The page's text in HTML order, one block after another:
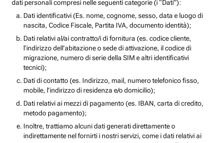
dati personali compresi nelle seguenti categorie (i “Dati”):
Dati identificativi (Es. nome, cognome, sesso, data e luogo di
nascita, Codice Fiscale, Partita IVA, documento identità);
Dati relativi al/ai contratto/i di fornitura (es. codice cliente,
l’indirizzo dell’abitazione o sede di attivazione, il codice di
migrazione, numero di serie della SIM e altri identificativi
tecnici);
Dati di contatto (es. Indirizzo, mail, numero telefonico fisso,
mobile, l’indirizzo di residenza e/o domicilio);
Dati relativi ai mezzi di pagamento (es. IBAN, carta di credito,
metodo pagamento);
Inoltre, trattiamo alcuni dati generati direttamente o
indirettamente nel fornirti i nostri servizi, come i dati relativi ai